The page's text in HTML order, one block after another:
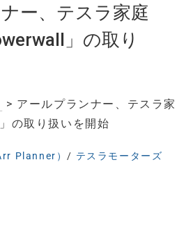
ー、テスラ家庭
」の取り
> アールプランナー、テスラ家
の取り扱いを開始
Planner）/ テスラモーターズ